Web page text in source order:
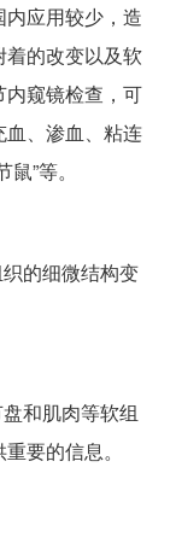
应用较少，造
的改变以及软
窥镜检查，可
、渗血、粘连
”等。
的细微结构变
和肌肉等软组
要的信息。